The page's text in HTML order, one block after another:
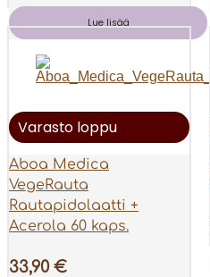
Lue lisää
Varasto loppu
Aboa Medica
VegeRauta
Rautapidolaatti +
Acerola 60 kaps.
33,90 €